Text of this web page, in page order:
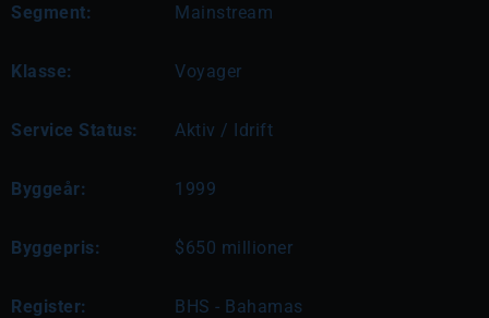
Segment: Mainstream
Klasse: Voyager
Service Status: Aktiv / Idrift
Byggeår: 1999
Byggepris: $650 millioner
Register: BHS - Bahamas